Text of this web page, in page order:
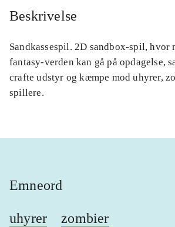
Beskrivelse
Sandkassespil. 2D sandbox-spil, hvor
fantasy-verden kan gå på opdagelse,
crafte udstyr og kæmpe mod uhyrer,
spillere.
Emneord
uhyrer zombier